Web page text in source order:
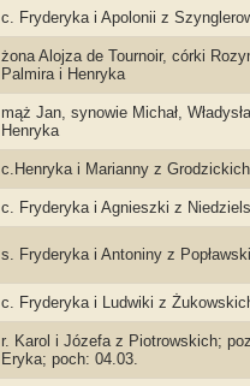
c. Fryderyka i Apolonii z
żona Alojza de Tournoir, córki
Palmira i Henryka
mąż Jan, synowie Michał,
Henryka
c.Henryka i Marianny z Grodzickich
c. Fryderyka i Agnieszki z
s. Fryderyka i Antoniny z
c. Fryderyka i Ludwiki z
r. Karol i Józefa z Piotrowskich;
Eryka; poch: 04.03.